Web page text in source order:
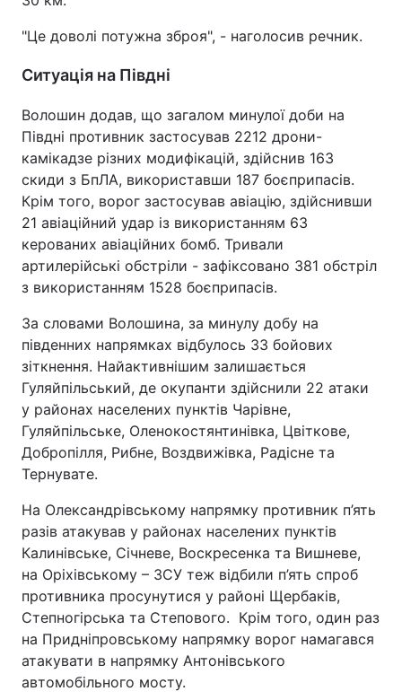
"Це доволі потужна зброя", - наголосив речник.
Ситуація на Півдні
Волошин додав, що загалом минулої доби на
Півдні противник застосував 2212 дрони-
камікадзе різних модифікацій, здійснив 163
скиди з БпЛА, використавши 187 боєприпасів.
Крім того, ворог застосував авіацію, здійснивши
21 авіаційний удар із використанням 63
керованих авіаційних бомб. Тривали
артилерійські обстріли - зафіксовано 381 обстріл
з використанням 1528 боєприпасів.
За словами Волошина, за минулу добу на
південних напрямках відбулось 33 бойових
зіткнення. Найактивнішим залишається
Гуляйпільський, де окупанти здійснили 22 атаки
у районах населених пунктів Чарівне,
Гуляйпільське, Оленокостянтинівка, Цвіткове,
Добропілля, Рибне, Воздвижівка, Радісне та
Тернувате.
На Олександрівському напрямку противник п’ять
разів атакував у районах населених пунктів
Калинівське, Січневе, Воскресенка та Вишневе,
на Оріхівському – ЗСУ теж відбили п’ять спроб
противника просунутися у районі Щербаків,
Степногірська та Степового. Крім того, один раз
на Придніпровському напрямку ворог намагався
атакувати в напрямку Антонівського
автомобільного мосту.